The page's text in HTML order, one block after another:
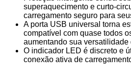
superaquecimento e curto-
carregamento seguro para
A porta USB universal torna
compatível com quase todos
aumentando sua versatilidade
O indicador LED é discreto e
conexão ativa de